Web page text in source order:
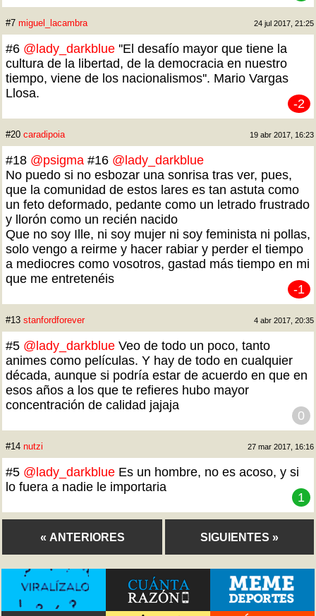
#7 miguel_lacambra 24 jul 2017, 21:25
#6 @lady_darkblue ''El desafío mayor que tiene la
cultura de la libertad, de la democracia en nuestro
tiempo, viene de los nacionalismos''. Mario Vargas
Llosa.
-2
#20 caradipoia 19 abr 2017, 16:23
#18 @psigma #16 @lady_darkblue
No puedo si no esbozar una sonrisa tras ver, pues,
que la comunidad de estos lares es tan astuta como
un feto deformado, pedante como un letrado frustrado
y llorón como un recién nacido
Que no soy Ille, ni soy mujer ni soy feminista ni pollas,
solo vengo a reirme y hacer rabiar y perder el tiempo
a mediocres como vosotros, gastad más tiempo en mi
que me entretenéis
-1
#13 stanfordforever 4 abr 2017, 20:35
#5 @lady_darkblue Veo de todo un poco, tanto
animes como películas. Y hay de todo en cualquier
década, aunque si podría estar de acuerdo en que en
esos años a los que te refieres hubo mayor
concentración de calidad jajaja
0
#14 nutzi 27 mar 2017, 16:16
#5 @lady_darkblue Es un hombre, no es acoso, y si
lo fuera a nadie le importaria
1
« ANTERIORES SIGUIENTES »